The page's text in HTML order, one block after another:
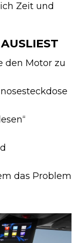
Zeit und
den Motor zu
das Problem